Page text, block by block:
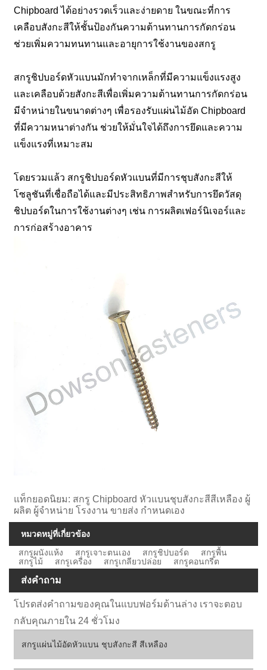
Chipboard ได้อย่างรวดเร็วและง่ายดาย ในขณะที่การ
เคลือบสังกะสีให้ชั้นป้องกันความต้านทานการกัดกร่อน
ช่วยเพิ่มความทนทานและอายุการใช้งานของสกรู
สกรูชิปบอร์ดหัวแบนมักทำจากเหล็กที่มีความแข็งแรงสูง
และเคลือบด้วยสังกะสีเพื่อเพิ่มความต้านทานการกัดกร่อน
มีจำหน่ายในขนาดต่างๆ เพื่อรองรับแผ่นไม้อัด Chipboard
ที่มีความหนาต่างกัน ช่วยให้มั่นใจได้ถึงการยึดและความ
แข็งแรงที่เหมาะสม
โดยรวมแล้ว สกรูชิปบอร์ดหัวแบนที่มีการชุบสังกะสีให้
โซลูชันที่เชื่อถือได้และมีประสิทธิภาพสำหรับการยึดวัสดุ
ชิปบอร์ดในการใช้งานต่างๆ เช่น การผลิตเฟอร์นิเจอร์และ
การก่อสร้างอาคาร
แท็กยอดนิยม: สกรู Chipboard หัวแบนชุบสังกะสีสีเหลือง ผู้
ผลิต ผู้จำหน่าย โรงงาน ขายส่ง กำหนดเอง
หมวดหมู่ที่เกี่ยวข้อง
สกรูผนังแห้ง
สกรูเจาะตนเอง สกรูชิปบอร์ด
สกรูพื้น
สกรูไม้
สกรูเครื่อง สกรูเกลียวปล่อย สกรูคอนกรีต
ส่งคำถาม
โปรดส่งคำถามของคุณในแบบฟอร์มด้านล่าง เราจะตอบ
กลับคุณภายใน 24 ชั่วโมง